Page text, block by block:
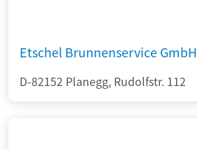
Etschel Brunnenservice GmbH
D-82152 Planegg, Rudolfstr. 112